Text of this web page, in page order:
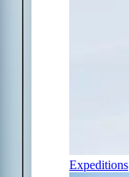
Expeditions